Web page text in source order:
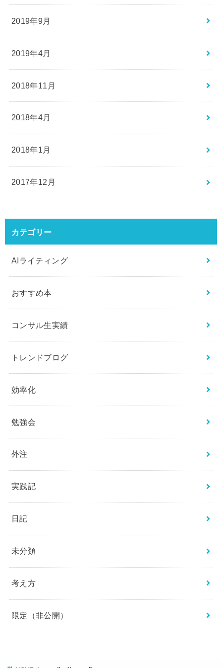
2019年9月
2019年4月
2018年11月
2018年4月
2018年1月
2017年12月
カテゴリー
AIライティング
おすすめ本
コンサル生実績
トレンドブログ
効率化
勉強会
外注
実践記
日記
未分類
考え方
限定（非公開）